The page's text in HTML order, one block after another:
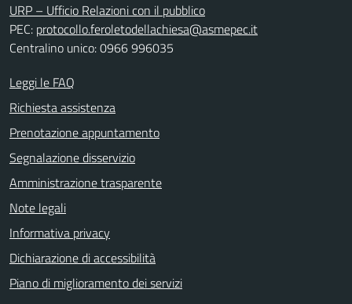
URP – Ufficio Relazioni con il pubblico
PEC: protocollo.feroletodellachiesa@asmepec.it
Centralino unico: 0966 996035
Leggi le FAQ
Richiesta assistenza
Prenotazione appuntamento
Segnalazione disservizio
Amministrazione trasparente
Note legali
Informativa privacy
Dichiarazione di accessibilità
Piano di miglioramento dei servizi